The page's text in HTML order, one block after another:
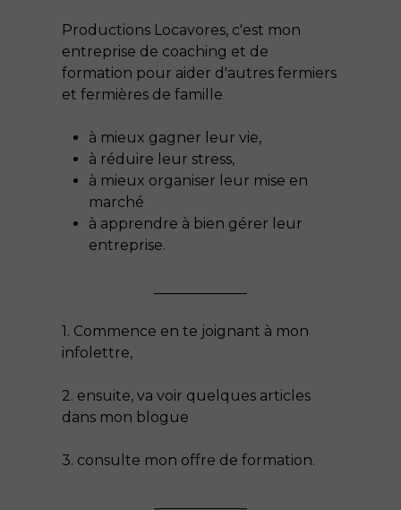
Productions Locavores, c'est mon
entreprise de coaching et de
formation pour aider d'autres fermiers
et fermières de famille
à mieux gagner leur vie,
à réduire leur stress,
à mieux organiser leur mise en
marché
à apprendre à bien gérer leur
entreprise.
1. Commence en te joignant à mon
infolettre,
2. ensuite, va voir quelques articles
dans mon blogue
3. consulte mon offre de formation.